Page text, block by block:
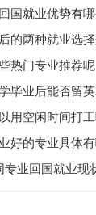
国就业优势有
的两种就业选
热门专业推荐呢
毕业后能否留
用空闲时间打
好的专业具体
专业回国就业现